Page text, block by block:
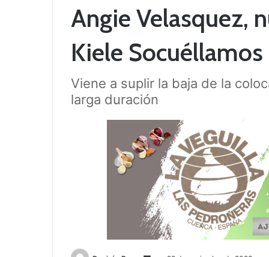
Angie Velasquez,
Kiele Socuéllamos
Viene a suplir la baja de la
larga duración